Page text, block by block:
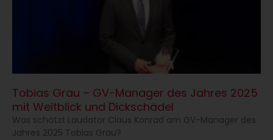
Tobias Grau – GV-Manager des Jahres 2025
mit Weitblick und Dickschädel
Was schätzt Laudator Claus Konrad am GV-Manager des
Jahres 2025 Tobias Grau?